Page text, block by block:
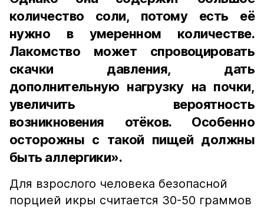
количество соли, потому есть её
нужно в умеренном количестве.
Лакомство может спровоцировать
скачки давления, дать
дополнительную нагрузку на почки,
увеличить вероятность
возникновения отёков. Особенно
осторожны с такой пищей должны
быть аллергики».
Для взрослого человека безопасной
порцией икры считается 30-50 граммов